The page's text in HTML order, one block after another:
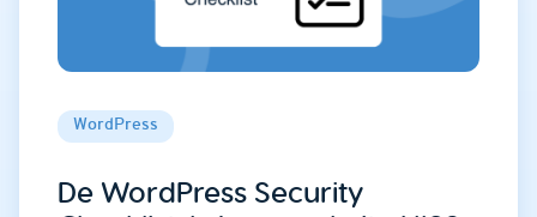
WordPress
De WordPress Security